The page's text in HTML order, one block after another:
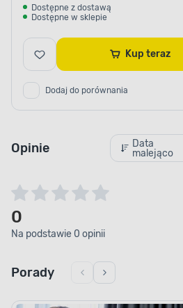
Dostępne z dostawą
Dostępne w sklepie
Kup teraz
Dodaj do porównania
Opinie
Data
malejąco
0
Na podstawie 0 opinii
Porady